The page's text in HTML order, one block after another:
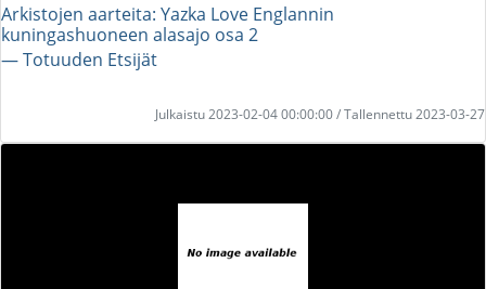
Arkistojen aarteita: Yazka Love Englannin
kuningashuoneen alasajo osa 2
― Totuuden Etsijät
Julkaistu 2023-02-04 00:00:00 / Tallennettu 2023-03-27